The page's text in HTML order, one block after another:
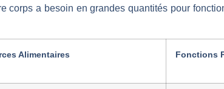
corps a besoin en grandes quantités pour
Alimentaires Fonctions